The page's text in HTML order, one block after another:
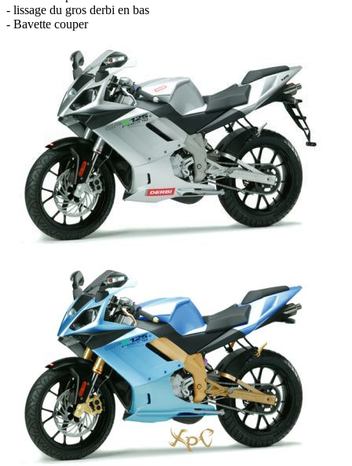
- lissage du gros derbi en bas
- Bavette couper